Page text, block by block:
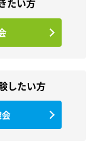
たい方
したい方